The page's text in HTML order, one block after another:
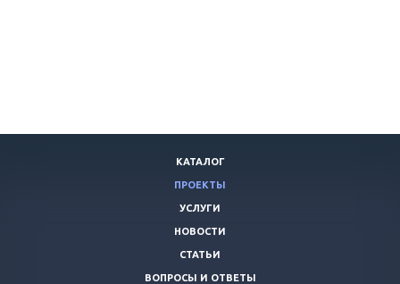
КАТАЛОГ
ПРОЕКТЫ
УСЛУГИ
НОВОСТИ
СТАТЬИ
ВОПРОСЫ И ОТВЕТЫ